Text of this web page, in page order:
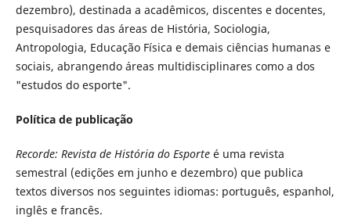
dezembro), destinada a acadêmicos, discentes e docentes,
pesquisadores das áreas de História, Sociologia,
Antropologia, Educação Física e demais ciências humanas e
sociais, abrangendo áreas multidisciplinares como a dos
"estudos do esporte".
Política de publicação
Recorde: Revista de História do Esporteé uma revista
semestral (edições em junho e dezembro) que publica
textos diversos nos seguintes idiomas: português, espanhol,
inglês e francês.